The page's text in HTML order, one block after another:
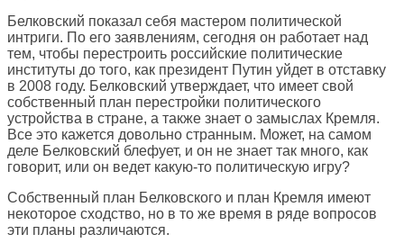
Белковский показал себя мастером политической
интриги. По его заявлениям, сегодня он работает над
тем, чтобы перестроить российские политические
институты до того, как президент Путин уйдет в отставку
в 2008 году. Белковский утверждает, что имеет свой
собственный план перестройки политического
устройства в стране, а также знает о замыслах Кремля.
Все это кажется довольно странным. Может, на самом
деле Белковский блефует, и он не знает так много, как
говорит, или он ведет какую-то политическую игру?
Собственный план Белковского и план Кремля имеют
некоторое сходство, но в то же время в ряде вопросов
эти планы различаются.